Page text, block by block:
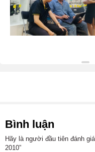
Bình luận
Hãy là người đầu tiên đánh
2010”